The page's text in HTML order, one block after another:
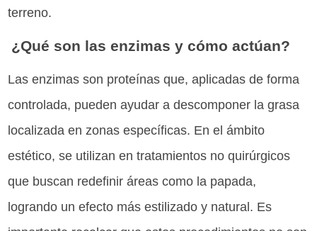
terreno.
¿Qué son las enzimas y cómo actúan?
Las enzimas son proteínas que, aplicadas de forma
controlada, pueden ayudar a descomponer la grasa
localizada en zonas específicas. En el ámbito
estético, se utilizan en tratamientos no quirúrgicos
que buscan redefinir áreas como la papada,
logrando un efecto más estilizado y natural. Es